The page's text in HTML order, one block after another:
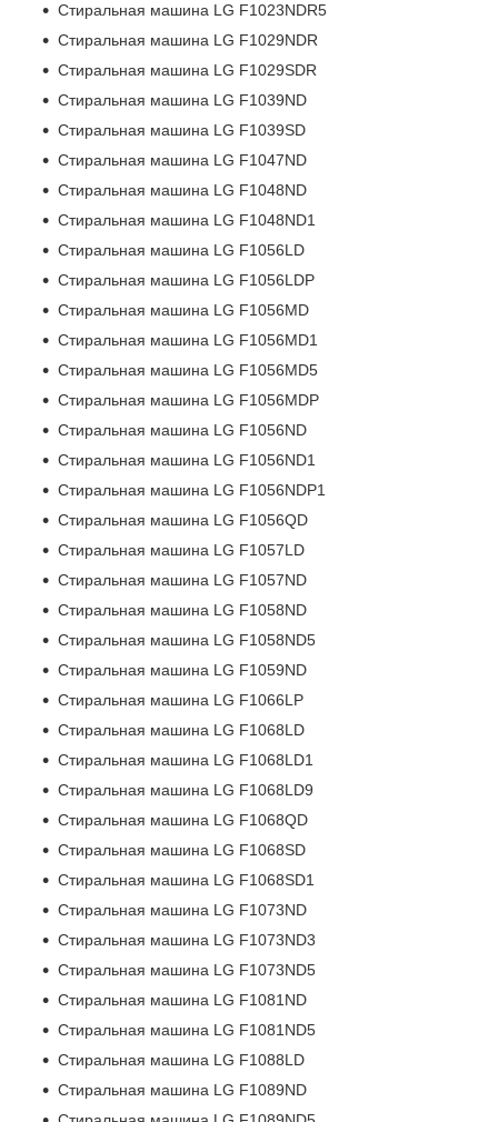
Стиральная машина LG F1023NDR5
Стиральная машина LG F1029NDR
Стиральная машина LG F1029SDR
Стиральная машина LG F1039ND
Стиральная машина LG F1039SD
Стиральная машина LG F1047ND
Стиральная машина LG F1048ND
Стиральная машина LG F1048ND1
Стиральная машина LG F1056LD
Стиральная машина LG F1056LDP
Стиральная машина LG F1056MD
Стиральная машина LG F1056MD1
Стиральная машина LG F1056MD5
Стиральная машина LG F1056MDP
Стиральная машина LG F1056ND
Стиральная машина LG F1056ND1
Стиральная машина LG F1056NDP1
Стиральная машина LG F1056QD
Стиральная машина LG F1057LD
Стиральная машина LG F1057ND
Стиральная машина LG F1058ND
Стиральная машина LG F1058ND5
Стиральная машина LG F1059ND
Стиральная машина LG F1066LP
Стиральная машина LG F1068LD
Стиральная машина LG F1068LD1
Стиральная машина LG F1068LD9
Стиральная машина LG F1068QD
Стиральная машина LG F1068SD
Стиральная машина LG F1068SD1
Стиральная машина LG F1073ND
Стиральная машина LG F1073ND3
Стиральная машина LG F1073ND5
Стиральная машина LG F1081ND
Стиральная машина LG F1081ND5
Стиральная машина LG F1088LD
Стиральная машина LG F1089ND